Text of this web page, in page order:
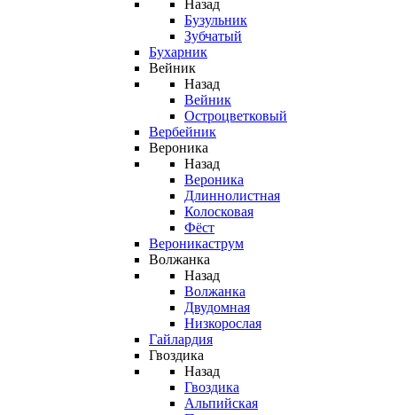
Назад
Бузульник
Зубчатый
Бухарник
Вейник
Назад
Вейник
Остроцветковый
Вербейник
Вероника
Назад
Вероника
Длиннолистная
Колосковая
Фёст
Вероникаструм
Волжанка
Назад
Волжанка
Двудомная
Низкорослая
Гайлардия
Гвоздика
Назад
Гвоздика
Альпийская